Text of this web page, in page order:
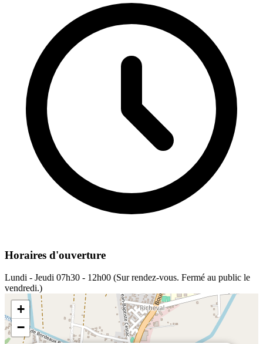
Horaires d'ouverture
Lundi - Jeudi 07h30 - 12h00 (Sur rendez-vous. Fermé au public le
vendredi.)
+
−